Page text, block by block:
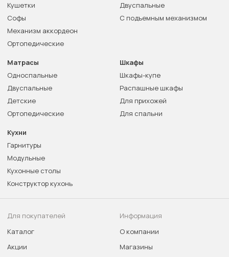
Кушетки
Софы
Механизм аккордеон
Ортопедические
Двуспальные
С подъемным механизмом
Матрасы
Односпальные
Двуспальные
Детские
Ортопедические
Шкафы
Шкафы-купе
Распашные шкафы
Для прихожей
Для спальни
Кухни
Гарнитуры
Модульные
Кухонные столы
Конструктор кухонь
Для покупателей
Каталог
Акции
Информация
О компании
Магазины